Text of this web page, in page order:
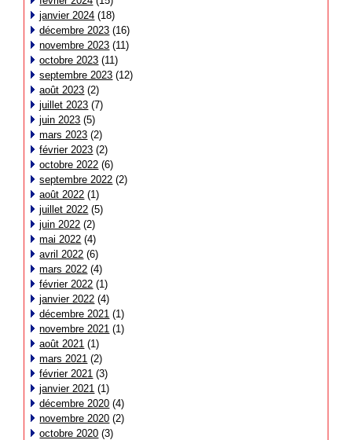
janvier 2024 (18)
décembre 2023 (16)
novembre 2023 (11)
octobre 2023 (11)
septembre 2023 (12)
août 2023 (2)
juillet 2023 (7)
juin 2023 (5)
mars 2023 (2)
février 2023 (2)
octobre 2022 (6)
septembre 2022 (2)
août 2022 (1)
juillet 2022 (5)
juin 2022 (2)
mai 2022 (4)
avril 2022 (6)
mars 2022 (4)
février 2022 (1)
janvier 2022 (4)
décembre 2021 (1)
novembre 2021 (1)
août 2021 (1)
mars 2021 (2)
février 2021 (3)
janvier 2021 (1)
décembre 2020 (4)
novembre 2020 (2)
octobre 2020 (3)